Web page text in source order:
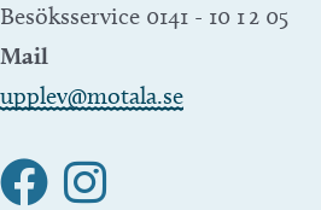
Besöksservice 0141 - 10 1 2 05
Mail
upplev@motala.se